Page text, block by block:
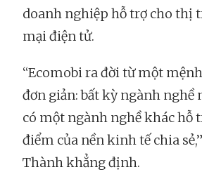
doanh nghiệp hỗ trợ cho thị
mại điện tử.
“Ecomobi ra đời từ một
đơn giản: bất kỳ ngành nghề
có một ngành nghề khác hỗ
điểm của nền kinh tế chia
Thành khẳng định.